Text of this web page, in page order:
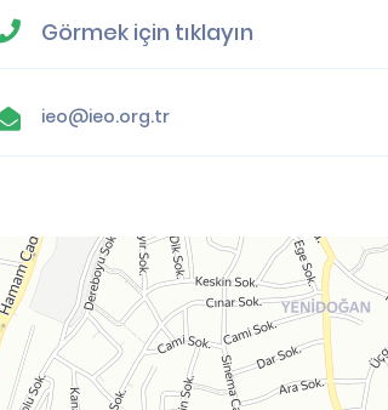
Görmek için tıklayın
ieo@ieo.org.tr